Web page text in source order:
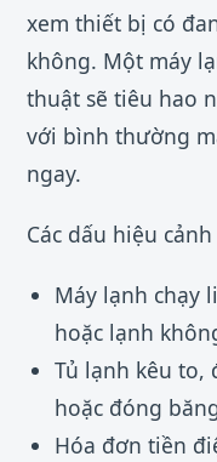
xem thiết bị có
không. Một máy
thuật sẽ tiêu hao
với bình thường
ngay.
Các dấu hiệu
Máy lạnh chạy
hoặc lạnh
Tủ lạnh kêu to,
hoặc đóng
Hóa đơn tiền